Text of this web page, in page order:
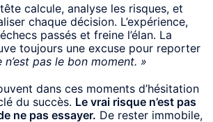
calcule, analyse les risques, et
chaque décision. L’expérience,
passés et freine l’élan. La
toujours une excuse pour reporter
n’est pas le bon moment. »
dans ces moments d’hésitation
du succès. Le vrai risque n’est pas
ne pas essayer. De rester immobile,